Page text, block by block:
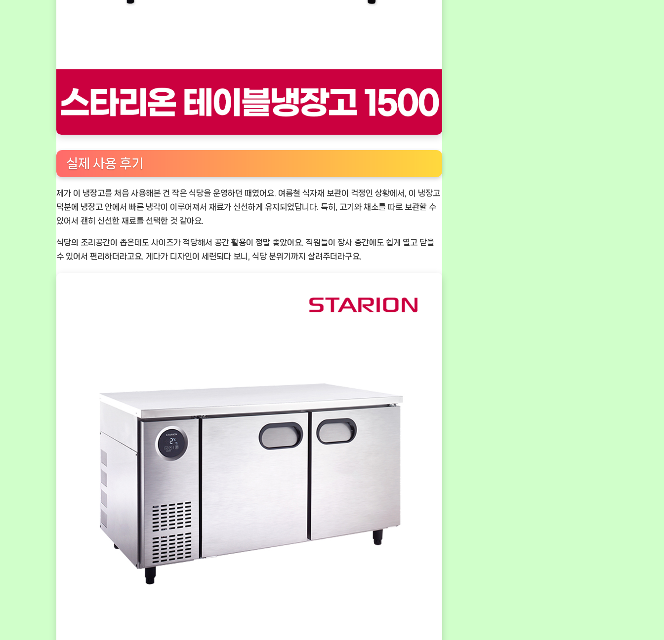
실제 사용 후기
제가 이 냉장고를 처음 사용해본 건 작은 식당을 운영하던 때였어요. 여름철 식자재 보관이 걱정인 상황에서, 이 냉장고
덕분에 냉장고 안에서 빠른 냉각이 이루어져서 재료가 신선하게 유지되었답니다. 특히, 고기와 채소를 따로 보관할 수
있어서 괜히 신선한 재료를 선택한 것 같아요.
식당의 조리공간이 좁은데도 사이즈가 적당해서 공간 활용이 정말 좋았어요. 직원들이 장사 중간에도 쉽게 열고 닫을
수 있어서 편리하더라고요. 게다가 디자인이 세련되다 보니, 식당 분위기까지 살려주더라구요.